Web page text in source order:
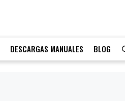
DESCARGAS MANUALES BLOG